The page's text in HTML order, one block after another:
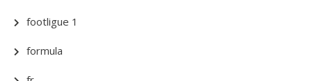
footligue 1
formula